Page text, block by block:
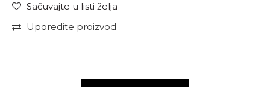
Sačuvajte u listi želja
Uporedite proizvod